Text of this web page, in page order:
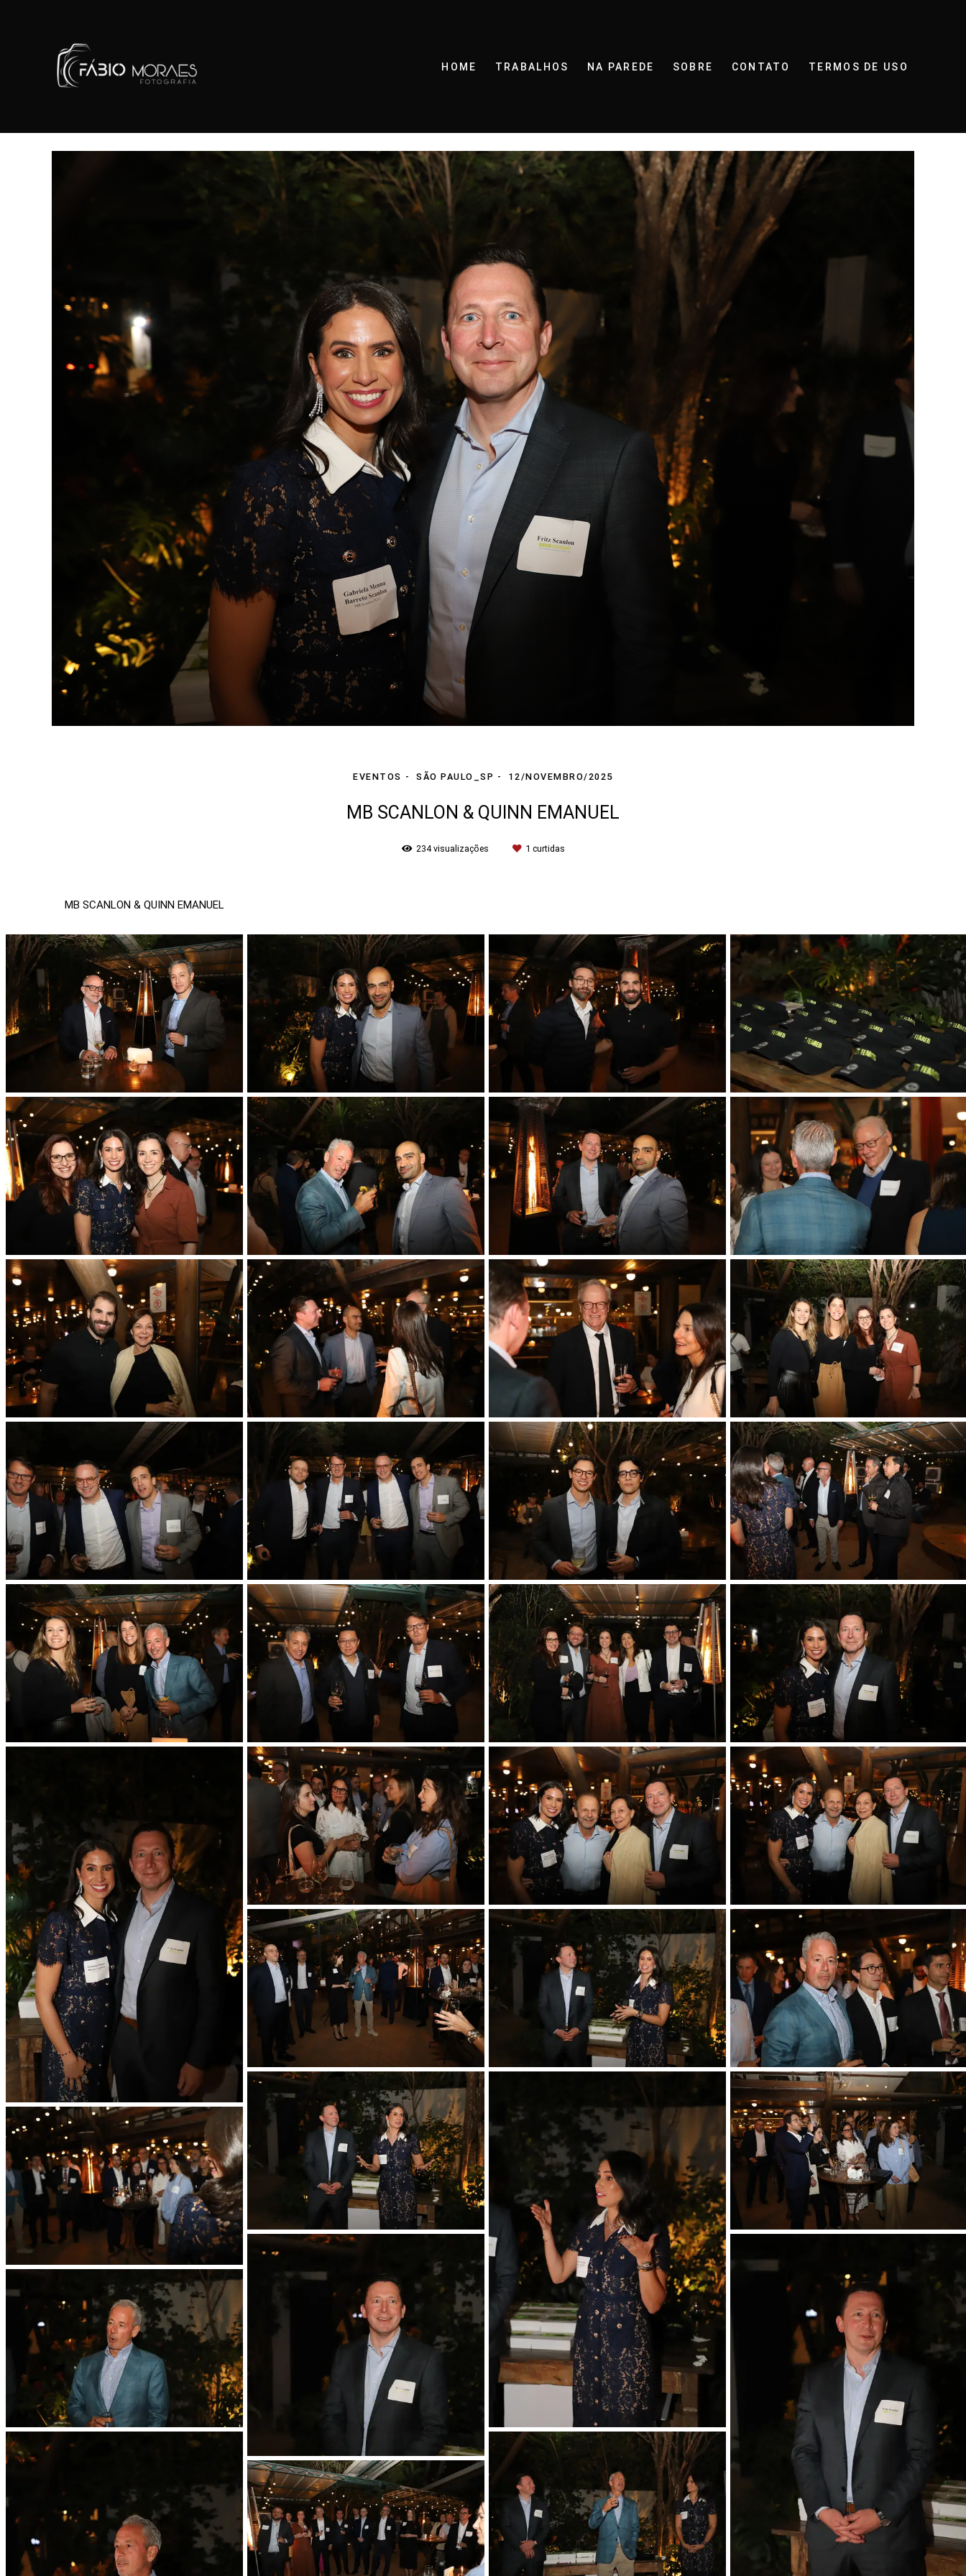
HOME TRABALHOS NA PAREDE SOBRE CONTATO TERMOS DE USO
EVENTOS SÃO PAULO_SP 12/NOVEMBRO/2025
MB SCANLON & QUINN EMANUEL
234visualizações 1 curtidas
MB SCANLON & QUINN EMANUEL